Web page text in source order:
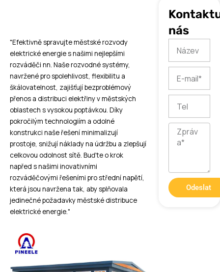
7
"Efektivně spravujte městské rozvody
elektrické energie s našimi nejlepšími
rozváděči nn. Naše rozvodné systémy,
navržené pro spolehlivost, flexibilitu a
škálovatelnost, zajišťují bezproblémový
přenos a distribuci elektřiny v městských
oblastech s vysokou poptávkou. Díky
pokročilým technologiím a odolné
konstrukci naše řešení minimalizují
prostoje, snižují náklady na údržbu a zlepšují
celkovou odolnost sítě. Buďte o krok
napřed s našimi inovativními
rozváděčovými řešeními pro střední napětí,
která jsou navržena tak, aby splňovala
jedinečné požadavky městské distribuce
elektrické energie."
nás
mail
Zpráva
Odeslat